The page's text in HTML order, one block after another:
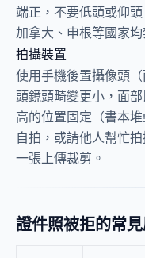
端正，不要低頭或仰
加拿大、申根等國家
拍攝裝置
使用手機後置攝像頭
頭鏡頭畸變更小，面
高的位置固定（書本
自拍，或請他人幫忙
一張上傳裁剪。
證件照被拒的常